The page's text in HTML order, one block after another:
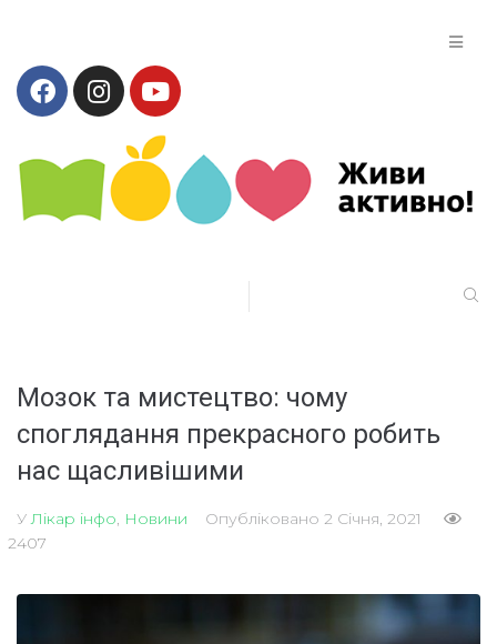
Мозок та мистецтво: чому
споглядання прекрасного робить
нас щасливішими
У Лікар інфо Новини Опубліковано 2 Січня, 2021
2407